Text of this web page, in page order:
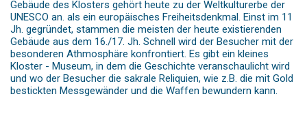
Gebäude des Klosters gehört heute zu der Weltkulturerbe der
UNESCO an. als ein europäisches Freiheitsdenkmal. Einst im 11
Jh. gegründet, stammen die meisten der heute existierenden
Gebäude aus dem 16./17. Jh. Schnell wird der Besucher mit der
besonderen Athmosphäre konfrontiert. Es gibt ein kleines
Kloster - Museum, in dem die Geschichte veranschaulicht wird
und wo der Besucher die sakrale Reliquien, wie z.B. die mit Gold
bestickten Messgewänder und die Waffen bewundern kann.